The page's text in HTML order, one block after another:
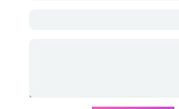
לתת הזדמנות שנייה לאבי בנה?